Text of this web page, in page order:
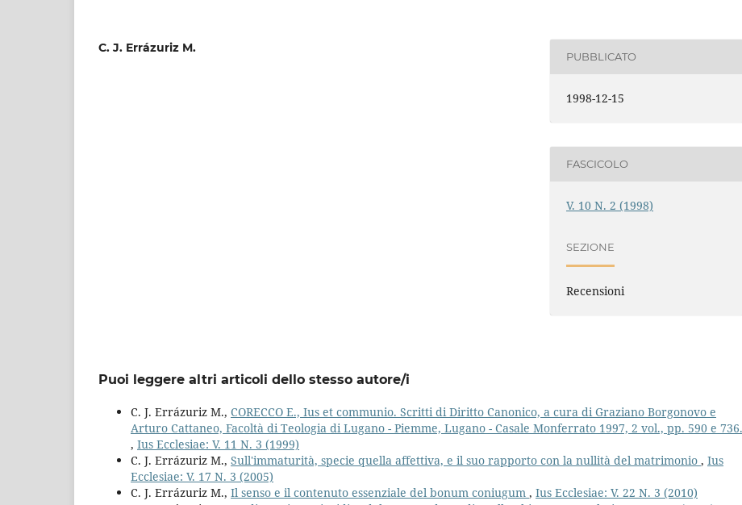
C. J. Errázuriz M.
PUBBLICATO
1998-12-15
FASCICOLO
V. 10 N. 2 (1998)
SEZIONE
Recensioni
Puoi leggere altri articoli dello stesso autore/i
C. J. Errázuriz M., CORECCO E., Ius et communio. Scritti di Diritto Canonico, a cura di Graziano Borgonovo e
Arturo Cattaneo, Facoltà di Teologia di Lugano - Piemme, Lugano - Casale Monferrato 1997, 2 vol., pp. 590 e 736.
, Ius Ecclesiae: V. 11 N. 3 (1999)
C. J. Errázuriz M., Sull'immaturità, specie quella affettiva, e il suo rapporto con la nullità del matrimonio , Ius
Ecclesiae: V. 17 N. 3 (2005)
C. J. Errázuriz M., Il senso e il contenuto essenziale del bonum coniugum , Ius Ecclesiae: V. 22 N. 3 (2010)